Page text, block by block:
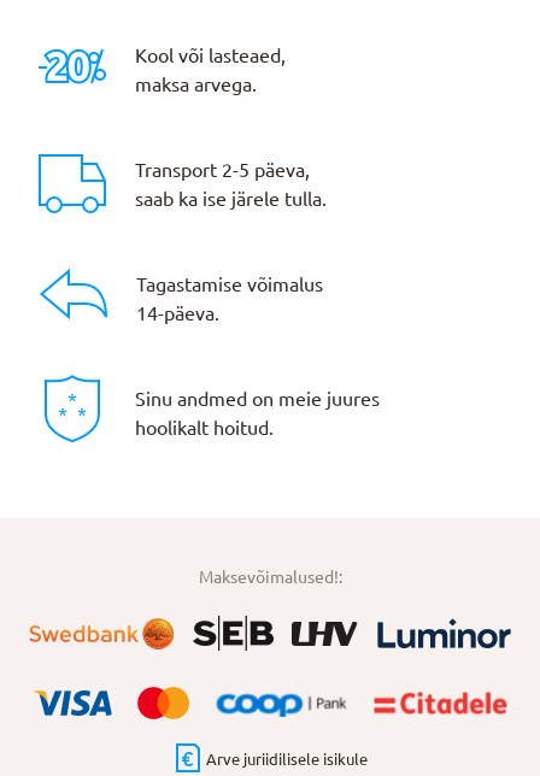
Kool või lasteaed,
maksa arvega.
Transport 2-5 päeva,
saab ka ise järele tulla.
Tagastamise võimalus
14-päeva.
Sinu andmed on meie juures
hoolikalt hoitud.
Maksevõimalused!:
Arve juriidilisele isikule